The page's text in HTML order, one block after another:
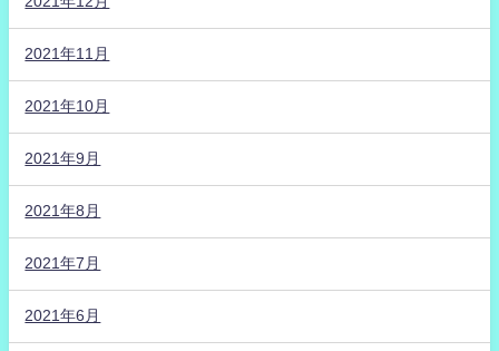
2021年11月
2021年10月
2021年9月
2021年8月
2021年7月
2021年6月